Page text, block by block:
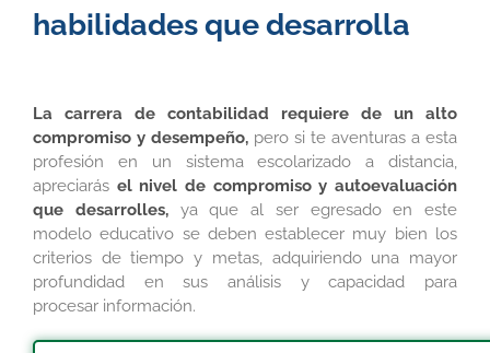
habilidades que desarrolla
La carrera de contabilidad requiere de un alto
compromiso y desempeño, pero si te aventuras a esta
profesión en un sistema escolarizado a distancia,
apreciarás el nivel de compromiso y autoevaluación
que desarrolles,ya que al ser egresado en este
modelo educativo se deben establecer muy bien los
criterios de tiempo y metas, adquiriendo una mayor
profundidad en sus análisis y capacidad para
procesar información.